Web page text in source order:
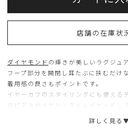
ち
ら
の
品
は
15
個
ま
の
商
品
現
在、
ご
購
入
店舗の在庫状
ダイヤモンド の輝きが美しいラグジュ
フープ部分を開閉し耳たぶに挟むだけ
着用感の良さもポイントです。
イヤーカフのスタイリングにも使える
のピアスやイヤリングとレイヤードし
詳しく見る